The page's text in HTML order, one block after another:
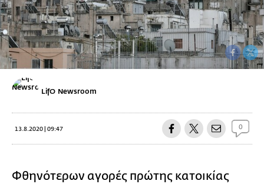
LifO Newsroom
13.8.2020 | 09:47 0
Φθηνότερων αγορές πρώτης κατοικίας